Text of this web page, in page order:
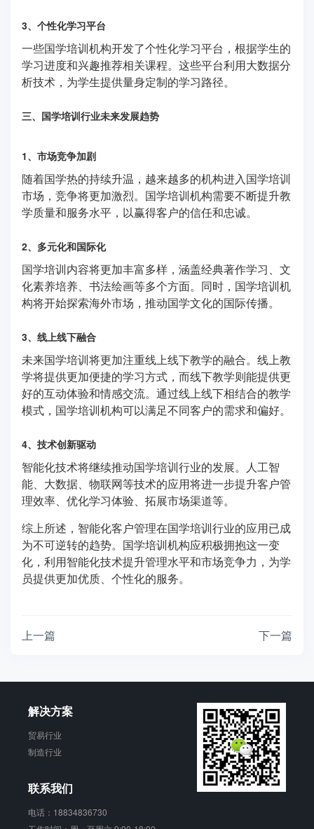
3、个性化学习平台
一些国学培训机构开发了个性化学习平台，根据学生的
学习进度和兴趣推荐相关课程。这些平台利用大数据分
析技术，为学生提供量身定制的学习路径。
三、国学培训行业未来发展趋势
1、市场竞争加剧
随着国学热的持续升温，越来越多的机构进入国学培训
市场，竞争将更加激烈。国学培训机构需要不断提升教
学质量和服务水平，以赢得客户的信任和忠诚。
2、多元化和国际化
国学培训内容将更加丰富多样，涵盖经典著作学习、文
化素养培养、书法绘画等多个方面。同时，国学培训机
构将开始探索海外市场，推动国学文化的国际传播。
3、线上线下融合
未来国学培训将更加注重线上线下教学的融合。线上教
学将提供更加便捷的学习方式，而线下教学则能提供更
好的互动体验和情感交流。通过线上线下相结合的教学
模式，国学培训机构可以满足不同客户的需求和偏好。
4、技术创新驱动
智能化技术将继续推动国学培训行业的发展。人工智
能、大数据、物联网等技术的应用将进一步提升客户管
理效率、优化学习体验、拓展市场渠道等。
综上所述，智能化客户管理在国学培训行业的应用已成
为不可逆转的趋势。国学培训机构应积极拥抱这一变
化，利用智能化技术提升管理水平和市场竞争力，为学
员提供更加优质、个性化的服务。
上一篇 下一篇
解决方案
贸易行业
制造行业
联系我们
电话：18834836730